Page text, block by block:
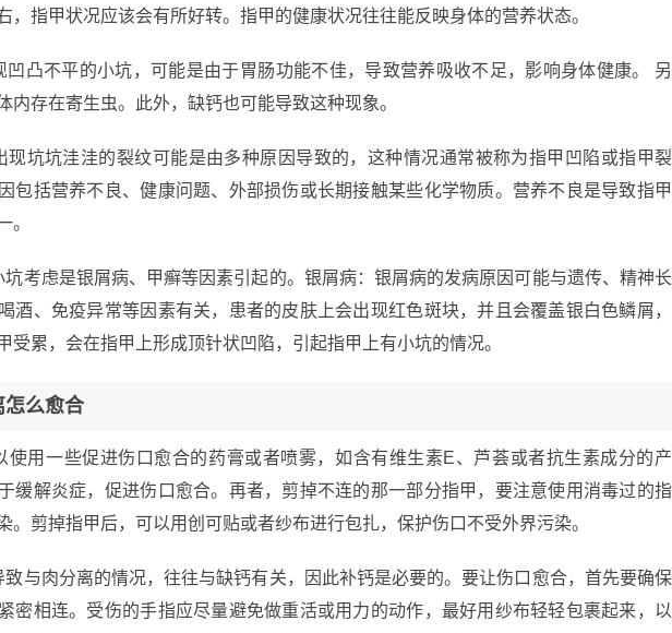
，指甲状况应该会有所好转。指甲的健康状况往往能反映身体的营养状态。
凹凸不平的小坑，可能是由于胃肠功能不佳，导致营养吸收不足，影响身体健康。 另
内存在寄生虫。此外，缺钙也可能导致这种现象。
现坑坑洼洼的裂纹可能是由多种原因导致的，这种情况通常被称为指甲凹陷或指甲裂
包括营养不良、健康问题、外部损伤或长期接触某些化学物质。营养不良是导致指甲
。
坑考虑是银屑病、甲癣等因素引起的。银屑病：银屑病的发病原因可能与遗传、精神长
酒、免疫异常等因素有关，患者的皮肤上会出现红色斑块，并且会覆盖银白色鳞屑，
受累，会在指甲上形成顶针状凹陷，引起指甲上有小坑的情况。
怎么愈合
使用一些促进伤口愈合的药膏或者喷雾，如含有维生素E、芦荟或者抗生素成分的产
缓解炎症，促进伤口愈合。再者，剪掉不连的那一部分指甲，要注意使用消毒过的指
。剪掉指甲后，可以用创可贴或者纱布进行包扎，保护伤口不受外界污染。
致与肉分离的情况，往往与缺钙有关，因此补钙是必要的。要让伤口愈合，首先要确保
密相连。受伤的手指应尽量避免做重活或用力的动作，最好用纱布轻轻包裹起来，以